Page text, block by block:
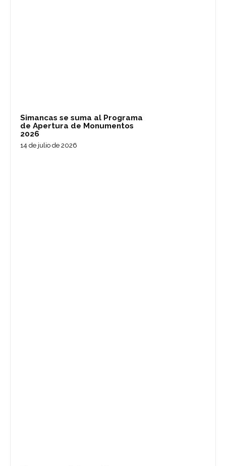
Simancas se suma al Programa
de Apertura de Monumentos
2026
14 de julio de 2026